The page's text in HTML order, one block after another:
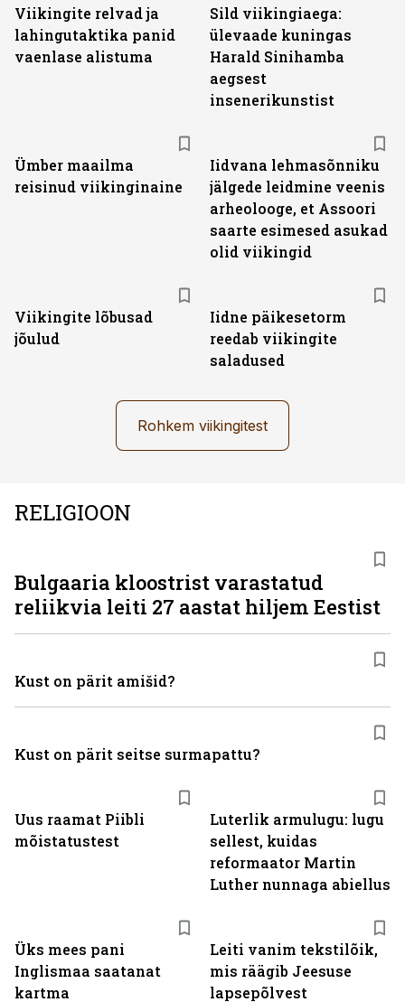
Viikingite relvad ja
lahingutaktika panid
vaenlase alistuma
Sild viikingiaega:
ülevaade kuningas
Harald Sinihamba
aegsest
insenerikunstist
Ümber maailma
reisinud viikinginaine
Iidvana lehmasõnniku
jälgede leidmine veenis
arheolooge, et Assoori
saarte esimesed asukad
olid viikingid
Viikingite lõbusad
jõulud
Iidne päikesetorm
reedab viikingite
saladused
Rohkem viikingitest
RELIGIOON
Uus raamat Piibli
mõistatustest
Luterlik armulugu: lugu
sellest, kuidas
reformaator Martin
Luther nunnaga abiellus
Üks mees pani
Inglismaa saatanat
kartma
Leiti vanim tekstilõik,
mis räägib Jeesuse
lapsepõlvest
Bulgaaria kloostrist varastatud
reliikvia leiti 27 aastat hiljem Eestist
Kust on pärit amišid?
Kust on pärit seitse surmapattu?